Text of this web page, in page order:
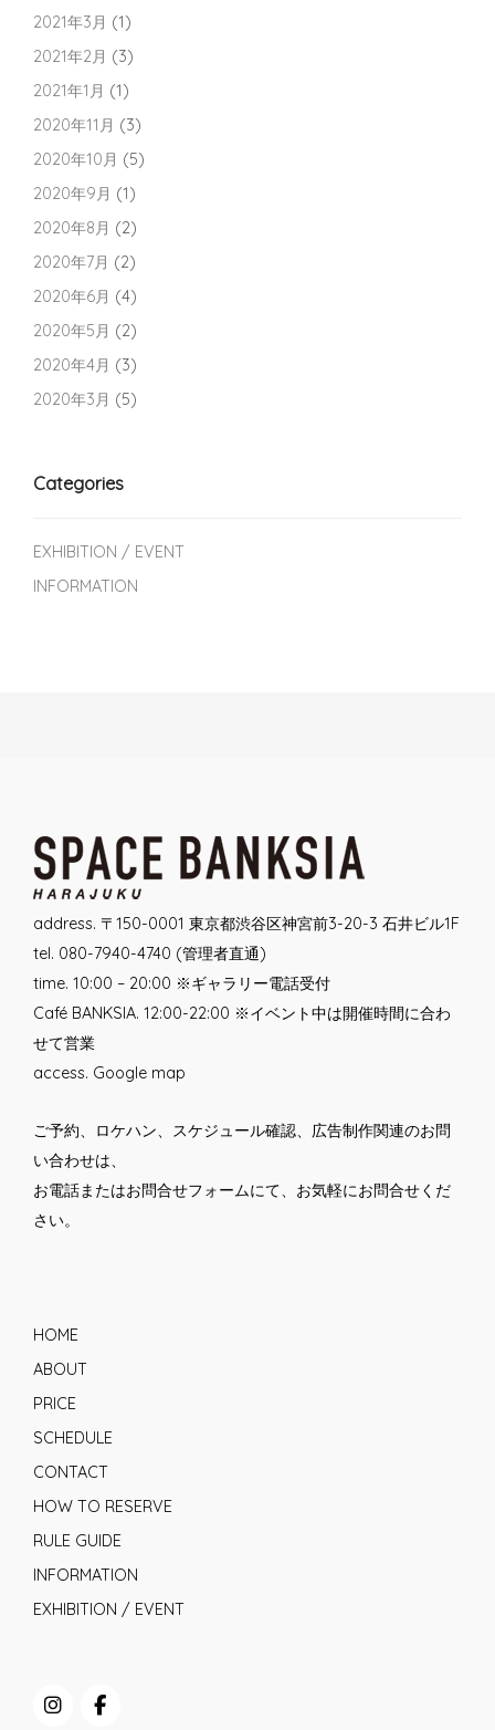
2021年3月 (1)
2021年2月 (3)
2021年1月 (1)
2020年11月 (3)
2020年10月 (5)
2020年9月 (1)
2020年8月 (2)
2020年7月 (2)
2020年6月 (4)
2020年5月 (2)
2020年4月 (3)
2020年3月 (5)
Categories
EXHIBITION / EVENT
INFORMATION
address. 〒150-0001 東京都渋谷区神宮前3-20-3 石井ビル1F
tel. 080-7940-4740 (管理者直通)
time. 10:00 – 20:00 ※ギャラリー電話受付
Café BANKSIA. 12:00-22:00 ※イベント中は開催時間に合わ
せて営業
access. Google map
ご予約、ロケハン、スケジュール確認、広告制作関連のお問
い合わせは、
お電話またはお問合せフォームにて、お気軽にお問合せくだ
さい。
HOME
ABOUT
PRICE
SCHEDULE
CONTACT
HOW TO RESERVE
RULE GUIDE
INFORMATION
EXHIBITION / EVENT